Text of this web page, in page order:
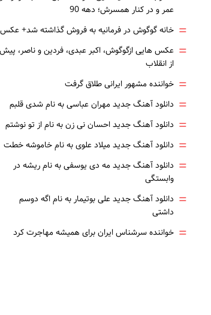
عمر و در کنار همسرش؛ دهه 90
= خانه گوگوش در فرمانیه به فروش گذاشته شد+ عکس
= عکس هایی ازگوگوش، اکبر عبدی، فردین و ناصر، پیش
از انقلاب
= خواننده مشهور ایرانی طلاق گرفت
= دانلود آهنگ جدید مهران عباسی به نام شدی قلبم
= دانلود آهنگ جدید احسان نی زن به نام از تو نوشتم
= دانلود آهنگ جدید میلاد علوی به نام خاموشه خطت
= دانلود آهنگ جدید مه دی یوسفی به نام ریشه در
وابستگی
= دانلود آهنگ جدید علی بوتیمار به نام اگه دوسم
داشتی
= خواننده سرشناس ایران برای همیشه مهاجرت کرد